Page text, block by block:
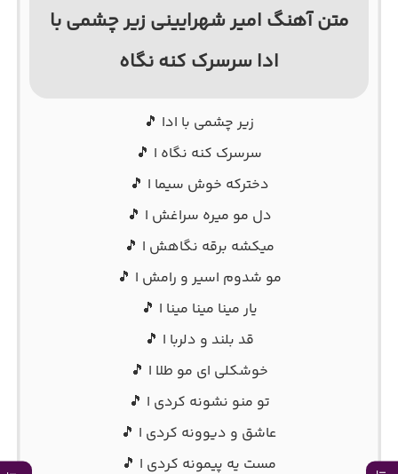
متن آهنگ امیر شهرایینی زیر چشمی با
ادا سرسرک کنه نگاه
زیر چشمی با ادا 🎵
سرسرک کنه نگاه ا 🎵
دخترکه خوش سیما ا 🎵
دل مو میره سراغش ا 🎵
میکشه برقه نگاهش ا 🎵
مو شدوم اسیر و رامش ا 🎵
یار مینا مینا مینا ا 🎵
قد بلند و دلربا ا 🎵
خوشکلی ای مو طلا ا 🎵
تو منو نشونه کردی ا 🎵
عاشق و دیوونه کردی ا 🎵
مست یه پیمونه کردی ا 🎵